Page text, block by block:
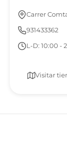
Carrer
931433362
L-D: 10:00 -
Visitar